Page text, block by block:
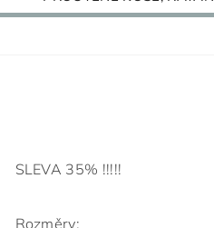
SLEVA 35% !!!!!
Rozměry: